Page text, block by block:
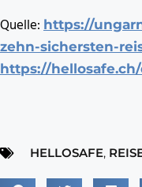
Quelle: https://
zehn-sichersten-
https://
HELLOSAFE,